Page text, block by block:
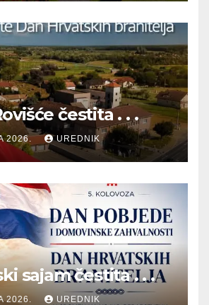
čestita . . .
2026. UREDNIK
sajam čestita . . .
2026. UREDNIK